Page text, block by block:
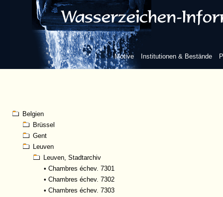
Motive Institutionen & Bestände
Belgien
Brüssel
Gent
Leuven
Leuven, Stadtarchiv
• Chambres échev. 7301
• Chambres échev. 7302
• Chambres échev. 7303